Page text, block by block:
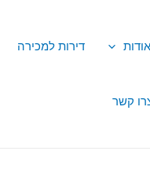
אודות דירות למכירה
קשר